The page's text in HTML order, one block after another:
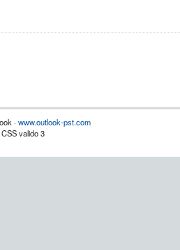
· www.outlook-pst.com
valido 3